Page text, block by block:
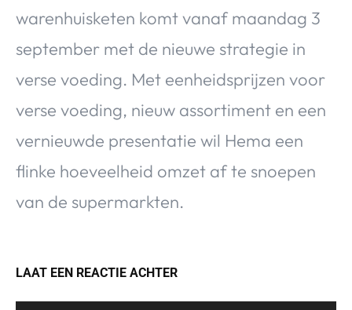
warenhuisketen komt vanaf maandag 3
september met de nieuwe strategie in
verse voeding. Met eenheidsprijzen voor
verse voeding, nieuw assortiment en een
vernieuwde presentatie wil Hema een
flinke hoeveelheid omzet af te snoepen
van de supermarkten.
LAAT EEN REACTIE ACHTER